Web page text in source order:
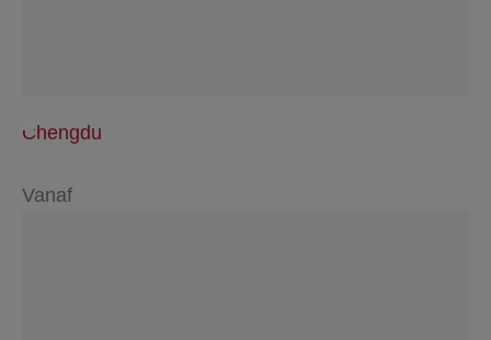
Chengdu
Vanaf